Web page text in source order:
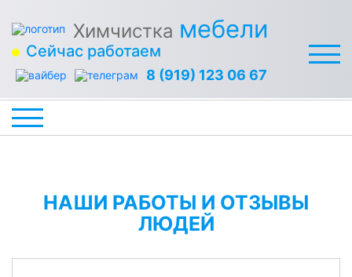
Химчистка мебели
Сейчас работаем
8 (919) 123 06 67
НАШИ РАБОТЫ И ОТЗЫВЫ
ЛЮДЕЙ